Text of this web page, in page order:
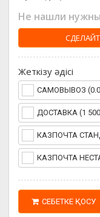
Не нашли
Жеткізу әдісі
САМОВЫВОЗ
ДОСТАВКА (1
КАЗПОЧТА
КАЗПОЧТА
СЕБЕТКЕ ҚОСУ